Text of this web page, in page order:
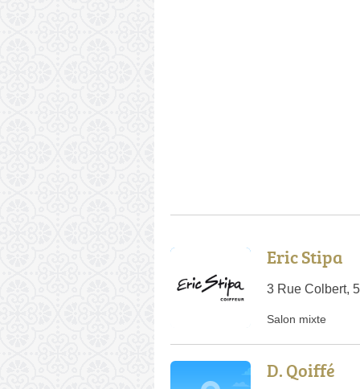
Eric Stipa
3 Rue Colbert,
Salon mixte
D. Qoiffé